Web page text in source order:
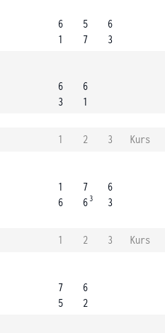
6
1
5
7
6
3
6
3
6
1
1 2 3
Kurs
1
6
7
6 3
6
3
1 2 3
Kurs
7
5
6
2